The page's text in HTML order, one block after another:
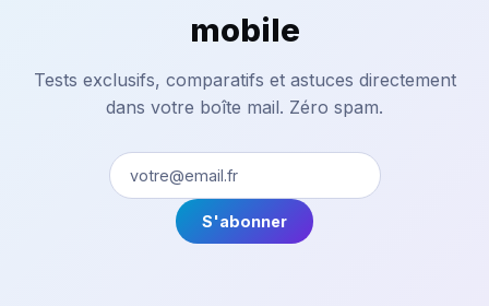
mobile
Tests exclusifs, comparatifs et astuces directement
dans votre boîte mail. Zéro spam.
S'abonner